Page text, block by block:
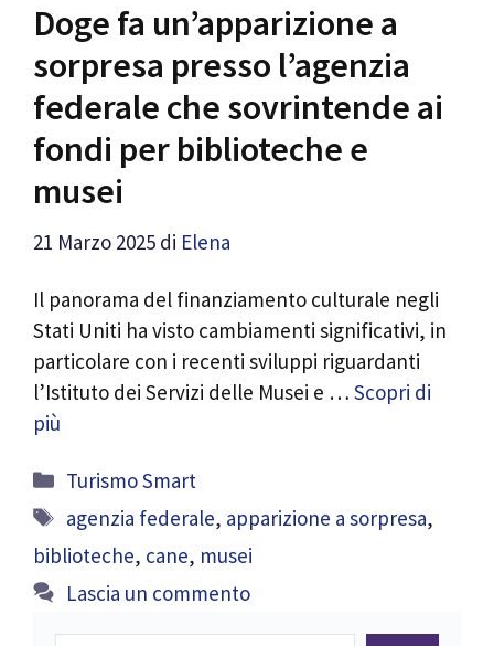
Doge fa un’apparizione a
sorpresa presso l’agenzia
federale che sovrintende ai
fondi per biblioteche e
musei
21 Marzo 2025 di Elena
Il panorama del finanziamento culturale negli
Stati Uniti ha visto cambiamenti significativi, in
particolare con i recenti sviluppi riguardanti
l’Istituto dei Servizi delle Musei e … Scopri di
più
Categorie
Turismo Smart
Tag
agenzia federale, apparizione a sorpresa,
biblioteche, cane, musei
Lascia un commento